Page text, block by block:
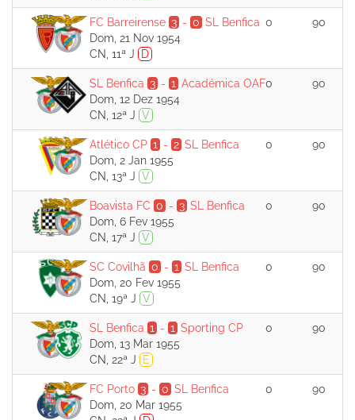
FC Barreirense 3- 0 SL Benfica
Dom, 21 Nov 1954
CN, 11ª J
D
0 90
SL Benfica 3- 1 Académica OAF
Dom, 12 Dez 1954
CN, 12ª J V
0 90
Atlético CP 1 - 2 SL Benfica
Dom, 2 Jan 1955
CN, 13ª J V
0 90
Boavista FC 0 - 3 SL Benfica
Dom, 6 Fev 1955
CN, 17ª J V
0 90
SC Covilhã 0 - 1 SL Benfica
Dom, 20 Fev 1955
CN, 19ª J V
0 90
SL Benfica 1 - 1 Sporting CP
Dom, 13 Mar 1955
CN, 22ª J
E
0 90
FC Porto 3- 0 SL Benfica
Dom, 20 Mar 1955
0 90